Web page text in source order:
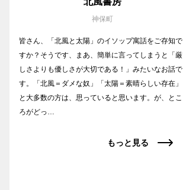
神保町
皆さん、「北風と太陽」のイソップ寓話をご存知で
すか？そうです、まあ、簡単に言ってしまうと「厳
しさよりも優しさが大切である！」みたいなお話で
す。「北風＝ダメな奴」「太陽＝素晴らしい存在」
と大多数の方は、思っていると思います。が、とこ
ろがどっ…
もっと見る